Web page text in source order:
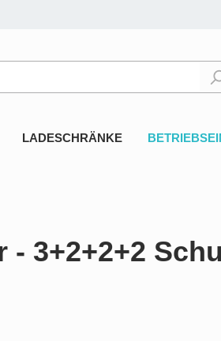
LADESCHRÄNKE
3+2+2+2